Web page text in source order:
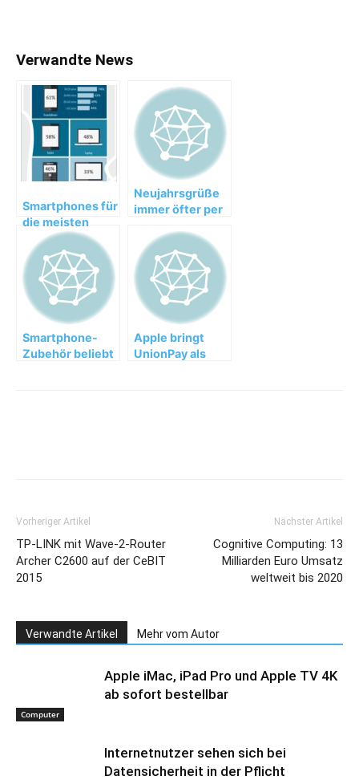
Verwandte News
Smartphones für
die meisten
Nutzer
unverzichtbar
Neujahrsgrüße
immer öfter per
App
Smartphone-
Zubehör beliebt
Apple bringt
UnionPay als
Vorheriger Artikel
TP-LINK mit Wave-2-Router
Archer C2600 auf der CeBIT
2015
Nächster Artikel
Cognitive Computing: 13
Milliarden Euro Umsatz
weltweit bis 2020
Verwandte Artikel Mehr vom Autor
Computer
Apple iMac, iPad Pro und Apple TV 4K
ab sofort bestellbar
Internetnutzer sehen sich bei
Datensicherheit in der Pflicht